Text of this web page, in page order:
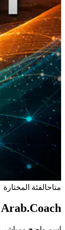
متاحالفئة المختارة
Arab.Coach